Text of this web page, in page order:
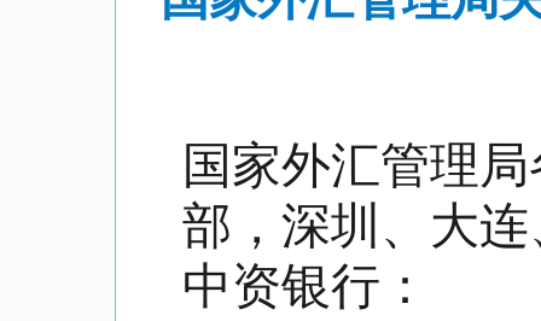
国家外汇管理
部，深圳、大
中资银行：